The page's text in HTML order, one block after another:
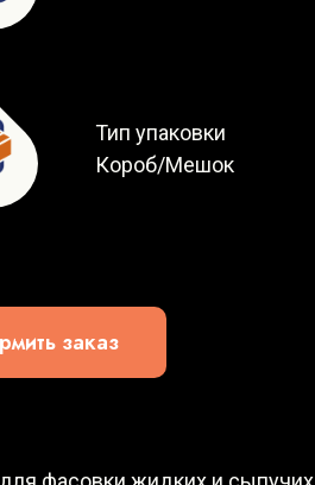
Тип упаковки
Короб/Мешок
заказ